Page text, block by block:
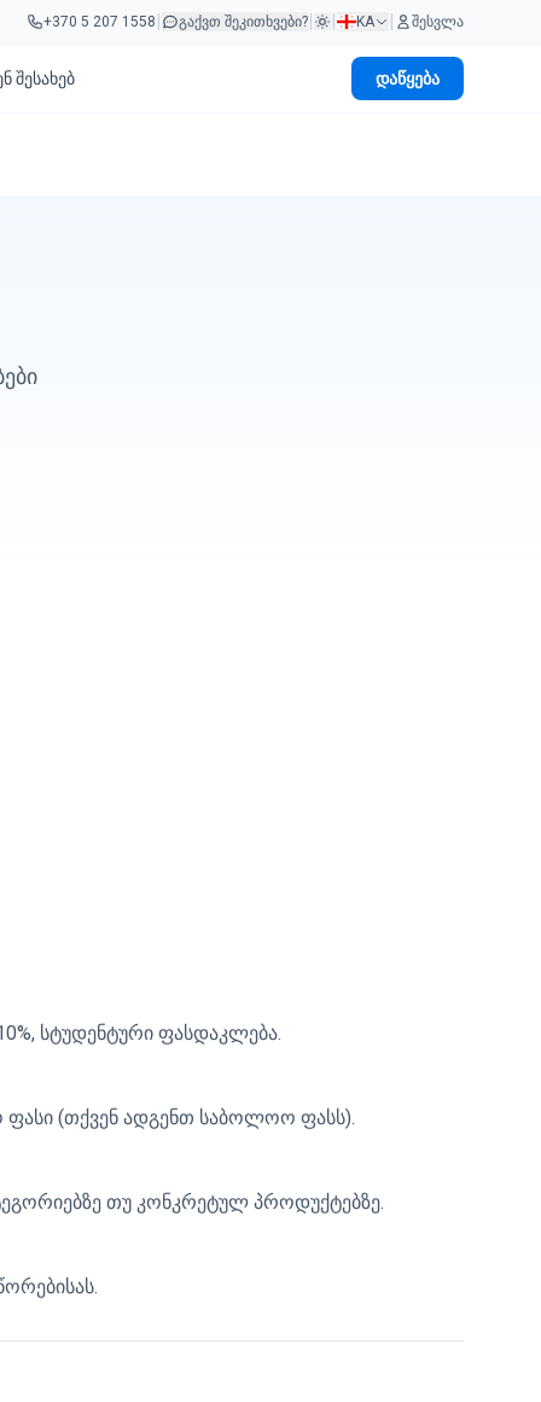
+370 5 207 1558 | გაქვთ შეკითხვები?| | KA | შესვლა
შესახებ დაწყება
სტუდენტური ფასდაკლება.
ფასი (თქვენ ადგენთ საბოლოო ფასს).
თუ კონკრეტულ პროდუქტებზე.